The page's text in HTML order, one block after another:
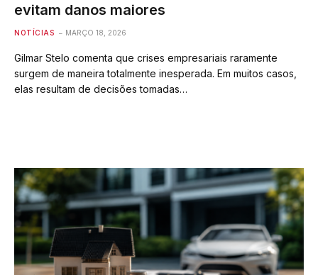
evitam danos maiores
NOTÍCIAS MARÇO 18, 2026
Gilmar Stelo comenta que crises empresariais raramente
surgem de maneira totalmente inesperada. Em muitos casos,
elas resultam de decisões tomadas…